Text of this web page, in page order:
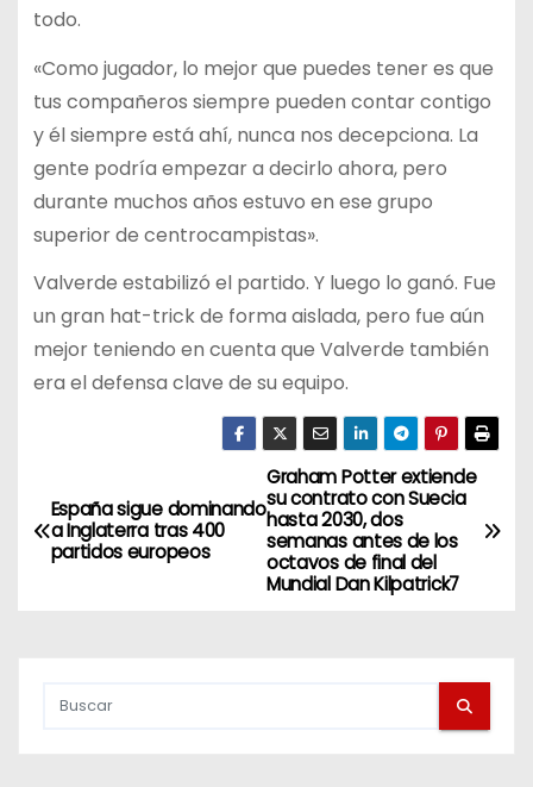
todo.
«Como jugador, lo mejor que puedes tener es que
tus compañeros siempre pueden contar contigo
y él siempre está ahí, nunca nos decepciona. La
gente podría empezar a decirlo ahora, pero
durante muchos años estuvo en ese grupo
superior de centrocampistas».
Valverde estabilizó el partido. Y luego lo ganó. Fue
un gran hat-trick de forma aislada, pero fue aún
mejor teniendo en cuenta que Valverde también
era el defensa clave de su equipo.
N
a
Graham Potter extiende
su contrato con Suecia
hasta 2030, dos
semanas antes de los
octavos de final del
Mundial Dan Kilpatrick7
España sigue dominando
a Inglaterra tras 400
partidos europeos